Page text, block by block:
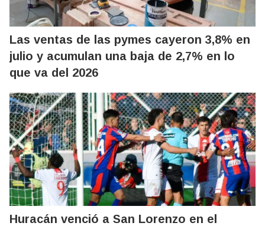
Las ventas de las pymes cayeron 3,8% en
julio y acumulan una baja de 2,7% en lo
que va del 2026
Huracán venció a San Lorenzo en el